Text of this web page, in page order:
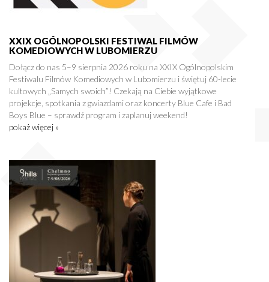
XXIX OGÓLNOPOLSKI FESTIWAL FILMÓW
KOMEDIOWYCH W LUBOMIERZU
Dołącz do nas 5–9 sierpnia 2026 roku na XXIX Ogólnopolskim
Festiwalu Filmów Komediowych w Lubomierzu i świętuj 60-lecie
kultowych „Samych swoich”! Czekają na Ciebie wyjątkowe
projekcje, spotkania z gwiazdami oraz koncerty Blue Cafe i Bad
Boys Blue – sprawdź program i zaplanuj weekend!
pokaż więcej »